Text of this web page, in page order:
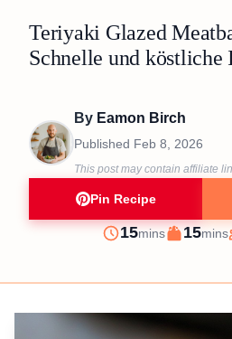
Teriyaki Glazed
Schnelle und köstliche
By Eamon Birch
Published Feb 8, 2026
This post may contain affiliate
Pin Recipe
Prep
15minutes
mins
Cook
15mins